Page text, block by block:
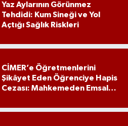
Yaz Aylarının Görünmez
Tehdidi: Kum Sineği ve Yol
Açtığı Sağlık Riskleri
CİMER’e Öğretmenlerini
Şikâyet Eden Öğrenciye Hapis
Cezası: Mahkemeden Emsal